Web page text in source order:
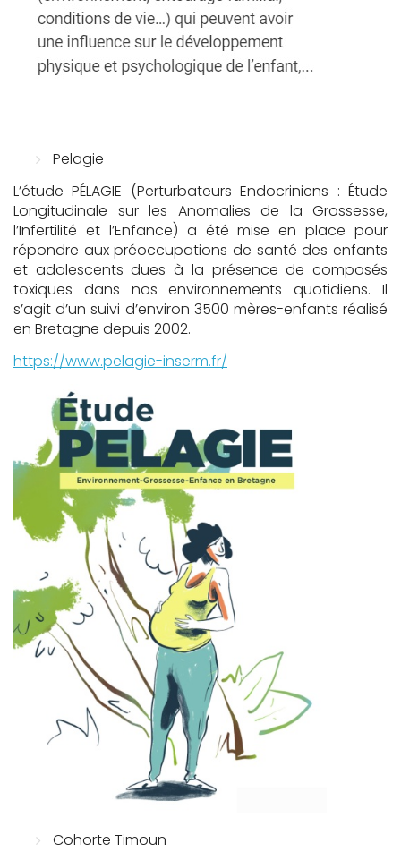
Pelagie
L’étude PÉLAGIE (Perturbateurs Endocriniens : Étude
Longitudinale sur les Anomalies de la Grossesse,
l’Infertilité et l’Enfance) a été mise en place pour
répondre aux préoccupations de santé des enfants
et adolescents dues à la présence de composés
toxiques dans nos environnements quotidiens. Il
s’agit d’un suivi d’environ 3500 mères-enfants réalisé
en Bretagne depuis 2002.
https://www.pelagie-inserm.fr/
Cohorte Timoun